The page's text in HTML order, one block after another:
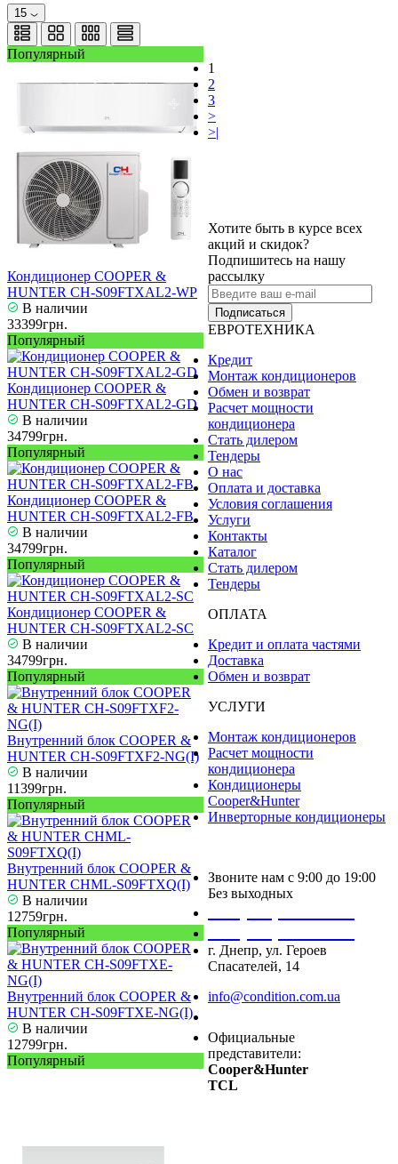
15
Популярный
Кондиционер COOPER &
HUNTER CH-S09FTXAL2-WP
В наличии
33399грн.
Популярный
Кондиционер COOPER &
HUNTER CH-S09FTXAL2-GD
В наличии
34799грн.
Популярный
Кондиционер COOPER &
HUNTER CH-S09FTXAL2-FB
В наличии
34799грн.
Популярный
Кондиционер COOPER &
HUNTER CH-S09FTXAL2-SC
В наличии
34799грн.
Популярный
Внутренний блок COOPER &
HUNTER CH-S09FTXF2-NG(I)
В наличии
11399грн.
Популярный
Внутренний блок COOPER &
HUNTER CHML-S09FTXQ(I)
В наличии
12759грн.
Популярный
Внутренний блок COOPER &
HUNTER CH-S09FTXE-NG(I)
В наличии
12799грн.
Популярный
1
2
3
>
>|
Хотите быть в курсе всех
акций и скидок?
Подпишитесь на нашу
рассылку
Подписаться
ЕВРОТЕХНИКА
Кредит
Монтаж кондиционеров
Обмен и возврат
Расчет мощности
кондиционера
Стать дилером
Тендеры
О нас
Оплата и доставка
Условия соглашения
Услуги
Контакты
Каталог
Стать дилером
Тендеры
ОПЛАТА
Кредит и оплата частями
Доставка
Обмен и возврат
УСЛУГИ
Монтаж кондиционеров
Расчет мощности
кондиционера
Кондиционеры
Cooper&Hunter
Инверторные кондиционеры
Звоните нам с 9:00 до 19:00
Без выходных
г. Днепр, ул. Героев
Спасателей, 14
info@condition.com.ua
Официальные
представители:
Cooper&Hunter
TCL